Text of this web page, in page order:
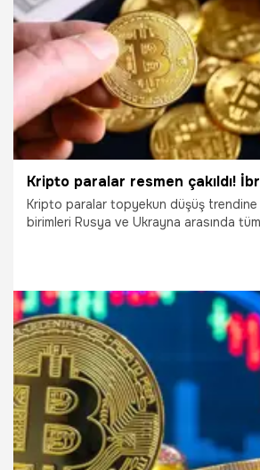
1.08.2022 Ekonomi
Kripto paralar topyekun düşüş
birimleri Rusya ve Ukrayna arasında
Fed’in faiz kararından sonra güç
arayışını sürdürüyor. Kripto varlıkların
edilen Bitcoin yüzde 1.57 oranında
dolar seviyesinde işlem görüyor.
1.08.2022 Ekonomi